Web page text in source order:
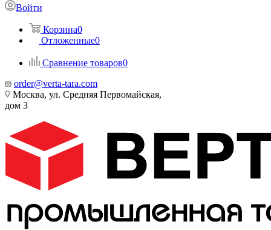
Войти
Корзина0
Отложенные0
Сравнение товаров0
order@verta-tara.com
Москва, ул. Средняя Первомайская,
дом 3